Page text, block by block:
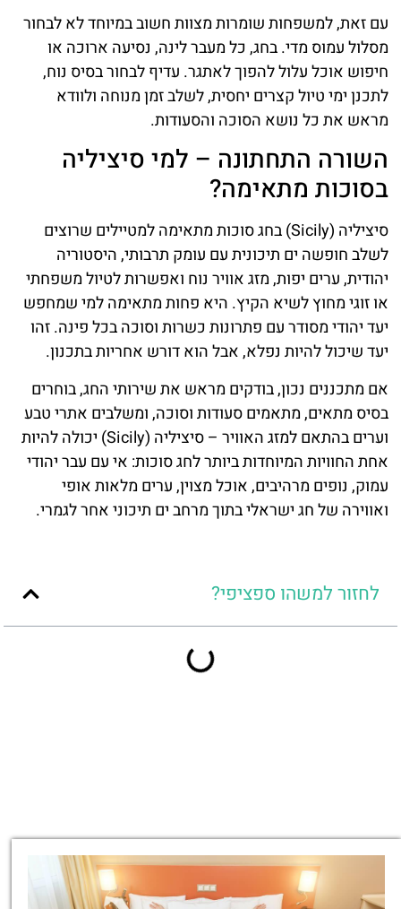
עם זאת, למשפחות שומרות מצוות חשוב במיוחד לא לבחור
מסלול עמוס מדי. בחג, כל מעבר לינה, נסיעה ארוכה או
חיפוש אוכל עלול להפוך לאתגר. עדיף לבחור בסיס נוח,
לתכנן ימי טיול קצרים יחסית, לשלב זמן מנוחה ולוודא
מראש את כל נושא הסוכה והסעודות.
השורה התחתונה – למי סיציליה
בסוכות מתאימה?
סיציליה (Sicily) בחג סוכות מתאימה למטיילים שרוצים
לשלב חופשה ים תיכונית עם עומק תרבותי, היסטוריה
יהודית, ערים יפות, מזג אוויר נוח ואפשרות לטיול משפחתי
או זוגי מחוץ לשיא הקיץ. היא פחות מתאימה למי שמחפש
יעד יהודי מסודר עם פתרונות כשרות וסוכה בכל פינה. זהו
יעד שיכול להיות נפלא, אבל הוא דורש אחריות בתכנון.
אם מתכננים נכון, בודקים מראש את שירותי החג, בוחרים
בסיס מתאים, מתאמים סעודות וסוכה, ומשלבים אתרי טבע
וערים בהתאם למזג האוויר – סיציליה (Sicily) יכולה להיות
אחת החוויות המיוחדות ביותר לחג סוכות: אי עם עבר יהודי
עמוק, נופים מרהיבים, אוכל מצוין, ערים מלאות אופי
ואווירה של חג ישראלי בתוך מרחב ים תיכוני אחר לגמרי.
לחזור למשהו ספציפי?